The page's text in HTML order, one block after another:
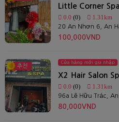
Little Corner
0.0 (0) 1.31km
20 An Nhơn 6, An
100,000VND
추천
Cửa hàng mới gia nhập
X2 Hair Salon
0.0 (0) 1.31km
80,000VND